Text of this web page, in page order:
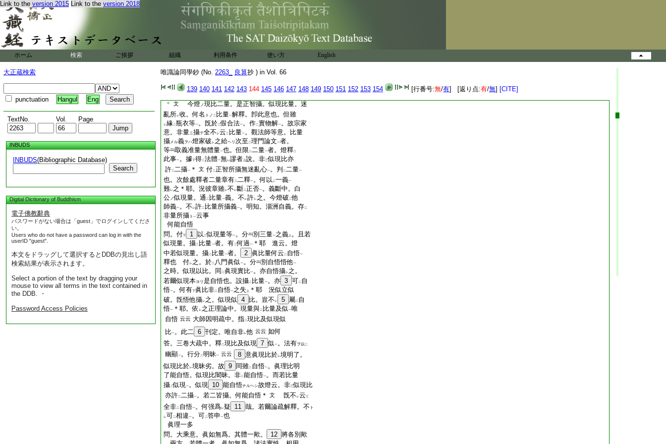
Link to the version 2015 Link to the version 2018
ホーム 検索 ご挨拶 組織 利用条件 使い方 English
大正蔵検索
punctuation Hangul Eng
TextNo. Vol. Page
INBUDS
INBUDS(Bibliographic Database)
Search
Digital Dictionary of Buddhism
電子佛教辭典
パスワードがない場合は「guest」でログインしてくださ
い。
Users who do not have a password can log in with the
userID "guest".
本文をドラッグして選択するとDDBの見出し語
検索結果が表示されます。
Select a portion of the text by dragging your
mouse to view all terms in the text contained in
the DDB. ・
Password Access Policies
唯識論同學鈔 (No. 2263_ 良算抄 ) in Vol. 66
139 140 141 142 143 144 145 146 147 148 149 150 151 152 153 154 [行番号:無/有] [返り点:有/無] [CITE]
一 二
似現量 。其義旣當二比量心行相一 。何不
比量 耶。況理門論中。彼聲喩等。攝
在此
。故唯二量＊ 文 等言等 取似現量等 。攝
在二
二量中 一者。旣了 別境界 一
之心。現比量外 30 有 レ之。何限 二量 一耶。依
淄洲大師 31 餘處中。似現量比量也 32 文 如何｣
答。現 33 比量。非 迷亂 心。了 別境界
生。設雖 比量 。尙名 正智
。是以天主小論中。
所比義 。有 正智生 了 知有
火。或無常等
＊
文 今燈ノ現比二量。是正智攝。似現比量。迷
亂所レ收。何名 トノ 二 比量一解釋。卽此意也。但雖
レ緣二瓶衣等一。旣於二假合法一。作二實物解一。故宗家
意。非量ニ攝テ全不 レ云 二 比量一。觀法師等意。比量
攝メル義ヲハ燈家破 レ之給ヘリ 次至 二理門論文一者。
等
取義准量無體量一也。但限 二二量一者。燈釋二
此事一。據下得二法體一無レ謬者 上說。非三似現比亦
許二二攝一 ＊ 文 付二正智所攝無迷亂心一。判 二二量一
也。次餘處釋者二量章有二二釋一。何以 二一義一
難レ之＊耶。況彼章雖レ不 レ斷二正否一。義斷中。白
公ノ似現量。通 二 比量一義。不 レ許レ之。今燈破 二他
師義一。不 レ許二 比量所攝義一。明知。淄洲自義。存二
非量所攝 ト 一云事
何能自悟
問。付下 1 以 二似現量等一。分 別三量一之義 上 。且若
似現量。攝二 比量一者。有二何過一
＊耶 進云。燈
中若似現量。攝二 比量一者。 2 眞比量何云 二 自悟一
釋也 付レ之。於二 八門眞似一。分 別自悟悟他一
之時。似現以比。同 二 眞現實比一。亦自悟攝レ之。
若爾似現本ヨリ 是自悟也。設攝二 比量一。亦 3 可二 自
悟一。何有下眞比非二 自悟一之失 上
＊耶 況似立似
破。旣悟他攝レ之。似現似 4 比。豈不 レ 5 屬二 自
悟一 ＊耶。依 レ之正理論中。現量與二 比量及似一唯
自悟 云云 大師因明疏中。指二現比及似現似
比一。此二 6 刊定。唯自非レ他 云云 如何
答。三卷大疏中。釋二現比及似現 7 似一。法有ヲ以二
幽顯一。行分二明昧一 云云 8 意眞現比於レ境明了。
似現比於レ境昧劣。故 9 同雖二 自悟一。眞理比明
了能自悟。似現比闇昧。非二能自悟一。而若比量
攝二似現一。似現 10 能自悟ナルヘシ故燈云。非三似現比
亦許二二攝一。若二皆攝。何能自悟＊ 文 旣不 レ云三
全非二 自悟一。何强爲レ疑 11 哉。若爾論疏解釋。不 ト
レ可二相違一。可二答申 一也
眞理一多
問。大乘意。眞如無爲。其體一歟。
12 將各別歟